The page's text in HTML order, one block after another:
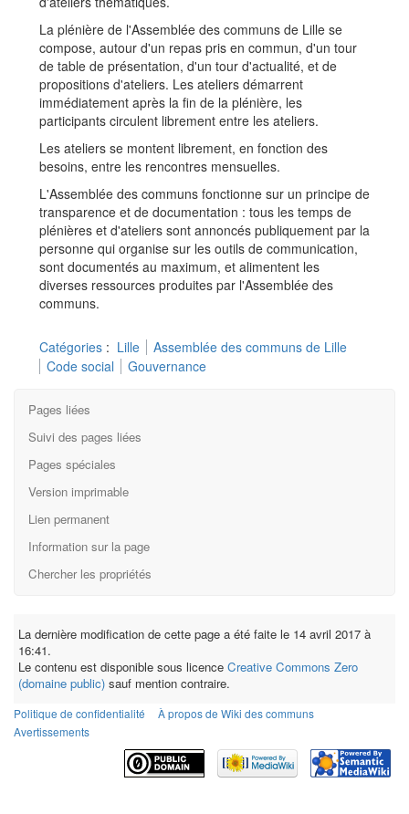
La plénière de l'Assemblée des communs de Lille se
compose, autour d'un repas pris en commun, d'un tour
de table de présentation, d'un tour d'actualité, et de
propositions d'ateliers. Les ateliers démarrent
immédiatement après la fin de la plénière, les
participants circulent librement entre les ateliers.
Les ateliers se montent librement, en fonction des
besoins, entre les rencontres mensuelles.
L'Assemblée des communs fonctionne sur un principe de
transparence et de documentation : tous les temps de
plénières et d'ateliers sont annoncés publiquement par la
personne qui organise sur les outils de communication,
sont documentés au maximum, et alimentent les
diverses ressources produites par l'Assemblée des
communs.
Catégories : Lille
Assemblée des communs de Lille
Code social
Gouvernance
Pages liées
Suivi des pages liées
Pages spéciales
Version imprimable
Lien permanent
Information sur la page
Chercher les propriétés
La dernière modification de cette page a été faite le 14 avril 2017 à
16:41.
Le contenu est disponible sous licence Creative Commons Zero
(domaine public) sauf mention contraire.
Politique de confidentialité
À propos de Wiki des communs
Avertissements